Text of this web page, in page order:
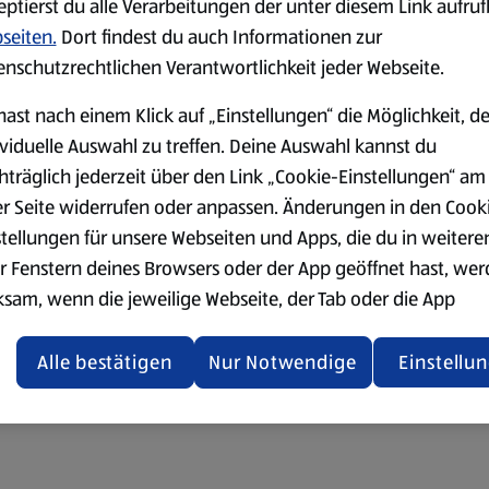
du alle Verarbeitungen der unter diesem Link
Dort findest du auch Informationen zur
Verantwortlichkeit jeder Webseite.
nach einem Klick auf „Einstellungen“ die Möglichkeit,
Auswahl zu treffen. Deine Auswahl kannst du
jederzeit über den Link „Cookie-Einstellungen“
Seite widerrufen oder anpassen. Änderungen in den
für unsere Webseiten und Apps, die du in
Fenstern deines Browsers oder der App geöffnet hast,
wenn die jeweilige Webseite, der Tab oder die App
oder geschlossen und anschließend wieder
Nur Notwendige
Alle bestätigen